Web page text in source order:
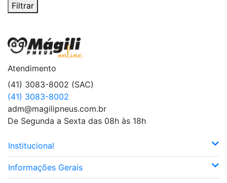
Filtrar
Atendimento
(41) 3083-8002 (SAC)
(41) 3083-8002
adm@magilipneus.com.br
De Segunda a Sexta das 08h às 18h
Institucional
Informações Gerais